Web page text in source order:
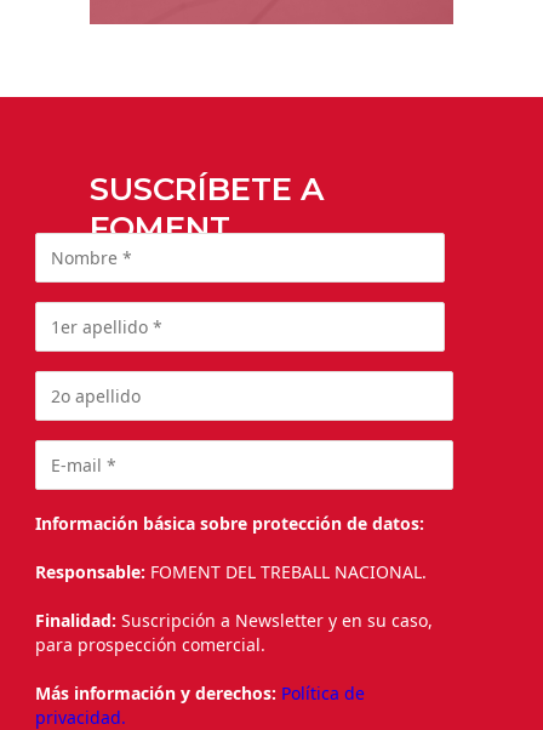
SUSCRÍBETE A
FOMENT
Información básica sobre protección de datos:
Responsable: FOMENT DEL TREBALL NACIONAL.
Finalidad: Suscripción a Newsletter y en su caso,
para prospección comercial.
Más información y derechos: Política de
privacidad.